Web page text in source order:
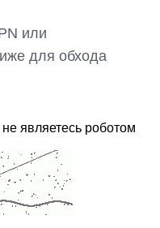
или
для обхода
являетесь роботом